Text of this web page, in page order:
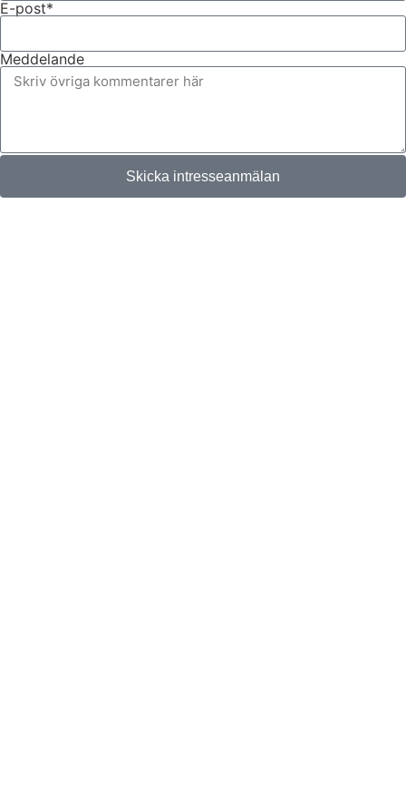
E-post*
Meddelande
Skicka intresseanmälan